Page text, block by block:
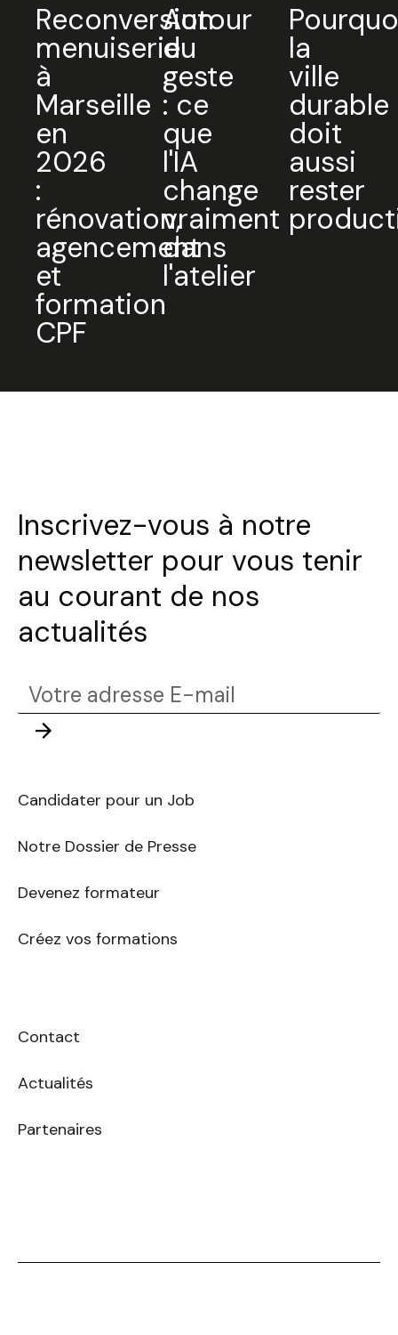
Reconversion
menuiserie
à
Marseille
en
2026
:
rénovation,
agencement
et
formation
CPF
Autour
du
geste
: ce
que
l'IA
change
vraiment
dans
l'atelier
la
ville
durable
doit
aussi
rester
Inscrivez-vous à notre
newsletter pour vous tenir
au courant de nos
actualités
Votre
adresse
E-
Envoyer
Candidater pour un Job
Notre Dossier de Presse
Devenez formateur
Créez vos formations
Contact
Actualités
Partenaires